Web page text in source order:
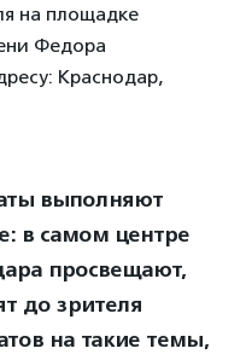
на площадке
Федора
Краснодар,
выполняют
в самом центре
просвещают,
до зрителя
на такие темы,